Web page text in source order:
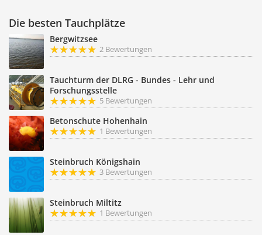
Die besten Tauchplätze
Bergwitzsee
2 Bewertungen
Tauchturm der DLRG - Bundes - Lehr und
Forschungsstelle
5 Bewertungen
Betonschute Hohenhain
1 Bewertungen
Steinbruch Königshain
3 Bewertungen
Steinbruch Miltitz
1 Bewertungen